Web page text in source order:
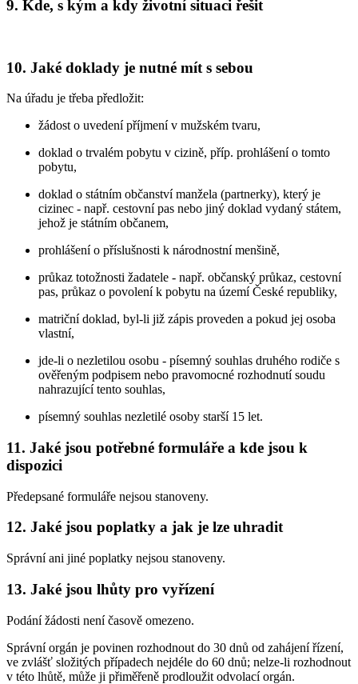
9. Kde, s kým a kdy životní situaci řešit
10. Jaké doklady je nutné mít s sebou
Na úřadu je třeba předložit:
žádost o uvedení příjmení v mužském tvaru,
doklad o trvalém pobytu v cizině, příp. prohlášení o tomto
pobytu,
doklad o státním občanství manžela (partnerky), který je
cizinec - např. cestovní pas nebo jiný doklad vydaný státem,
jehož je státním občanem,
prohlášení o příslušnosti k národnostní menšině,
průkaz totožnosti žadatele - např. občanský průkaz, cestovní
pas, průkaz o povolení k pobytu na území České republiky,
matriční doklad, byl-li již zápis proveden a pokud jej osoba
vlastní,
jde-li o nezletilou osobu - písemný souhlas druhého rodiče s
ověřeným podpisem nebo pravomocné rozhodnutí soudu
nahrazující tento souhlas,
písemný souhlas nezletilé osoby starší 15 let.
11. Jaké jsou potřebné formuláře a kde jsou k
dispozici
Předepsané formuláře nejsou stanoveny.
12. Jaké jsou poplatky a jak je lze uhradit
Správní ani jiné poplatky nejsou stanoveny.
13. Jaké jsou lhůty pro vyřízení
Podání žádosti není časově omezeno.
Správní orgán je povinen rozhodnout do 30 dnů od zahájení řízení,
ve zvlášť složitých případech nejdéle do 60 dnů; nelze-li rozhodnout
v této lhůtě, může ji přiměřeně prodloužit odvolací orgán.